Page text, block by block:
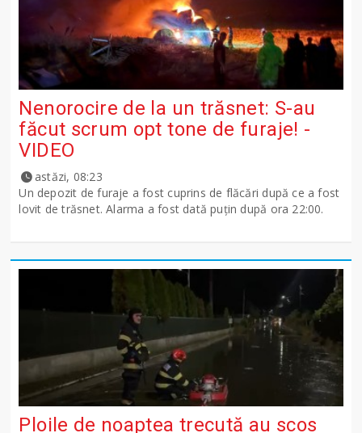
Nenorocire de la un trăsnet: S-au
făcut scrum opt tone de furaje! -
VIDEO
astăzi, 08:23
Un depozit de furaje a fost cuprins de flăcări după ce a fost
lovit de trăsnet. Alarma a fost dată puțin după ora 22:00.
Ploile de noaptea trecută au scos